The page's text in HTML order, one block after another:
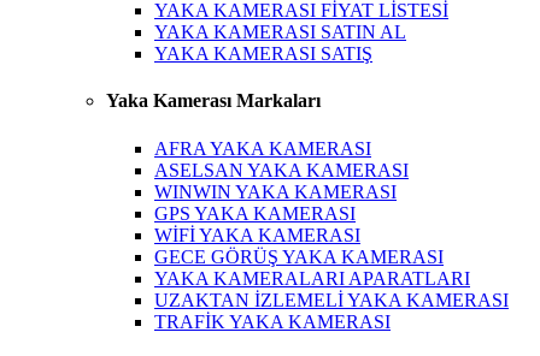
YAKA KAMERASI FİYAT LİSTESİ
YAKA KAMERASI SATIN AL
YAKA KAMERASI SATIŞ
Yaka Kamerası Markaları
AFRA YAKA KAMERASI
ASELSAN YAKA KAMERASI
WINWIN YAKA KAMERASI
GPS YAKA KAMERASI
WİFİ YAKA KAMERASI
GECE GÖRÜŞ YAKA KAMERASI
YAKA KAMERALARI APARATLARI
UZAKTAN İZLEMELİ YAKA KAMERASI
TRAFİK YAKA KAMERASI